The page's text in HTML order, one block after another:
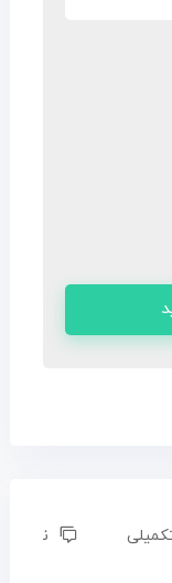
نظرات (0)